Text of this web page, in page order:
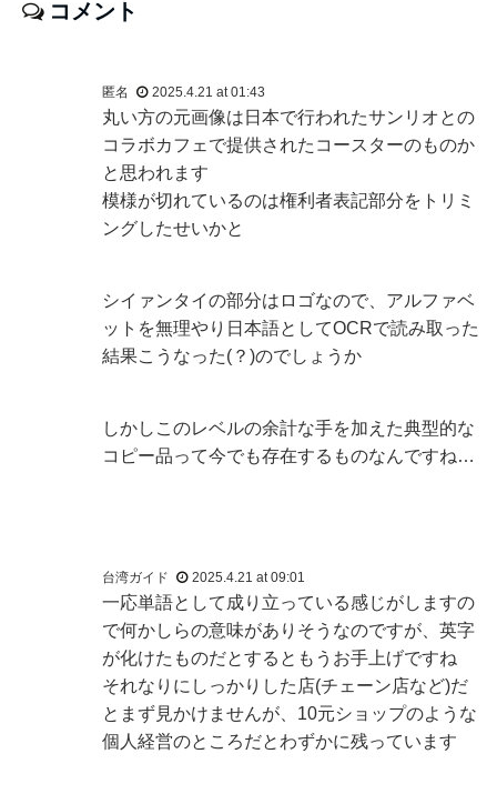
コメント
匿名 2025.4.21 at 01:43
丸い方の元画像は日本で行われたサンリオとの
コラボカフェで提供されたコースターのものか
と思われます
模様が切れているのは権利者表記部分をトリミ
ングしたせいかと
シイァンタイの部分はロゴなので、アルファベ
ットを無理やり日本語としてOCRで読み取った
結果こうなった(？)のでしょうか
しかしこのレベルの余計な手を加えた典型的な
コピー品って今でも存在するものなんですね…
台湾ガイド 2025.4.21 at 09:01
一応単語として成り立っている感じがしますの
で何かしらの意味がありそうなのですが、英字
が化けたものだとするともうお手上げですね
それなりにしっかりした店(チェーン店など)だ
とまず見かけませんが、10元ショップのような
個人経営のところだとわずかに残っています